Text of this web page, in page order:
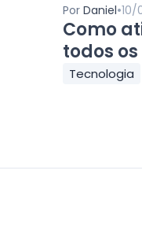
Por Daniel•10/
Como
todos
Tecnologia